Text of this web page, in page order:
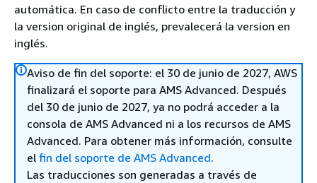
automática. En caso de conflicto entre la traducción y
la version original de inglés, prevalecerá la version en
inglés.
Aviso de fin del soporte: el 30 de junio de 2027, AWS
finalizará el soporte para AMS Advanced. Después
del 30 de junio de 2027, ya no podrá acceder a la
consola de AMS Advanced ni a los recursos de AMS
Advanced. Para obtener más información, consulte
el fin del soporte de AMS Advanced.
Las traducciones son generadas a través de